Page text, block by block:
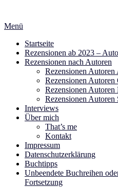
springen
Menü
Startseite
Rezensionen ab 2023 –
Rezensionen nach Autoren
Rezensionen Autoren
Rezensionen Autoren
Rezensionen Autoren
Rezensionen Autoren
Interviews
Über mich
That’s me
Kontakt
Impressum
Datenschutzerklärung
Buchtipps
Unbeendete Buchreihen
Fortsetzung